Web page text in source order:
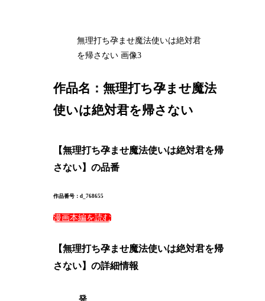
無理打ち孕ませ魔法使いは絶対君
を帰さない 画像3
作品名：無理打ち孕ませ魔法
使いは絶対君を帰さない
【無理打ち孕ませ魔法使いは絶対君を帰
さない】の品番
作品番号：d_768655
漫画本編を読む
【無理打ち孕ませ魔法使いは絶対君を帰
さない】の詳細情報
発